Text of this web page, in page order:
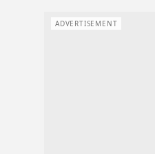
ADVERTISEMENT